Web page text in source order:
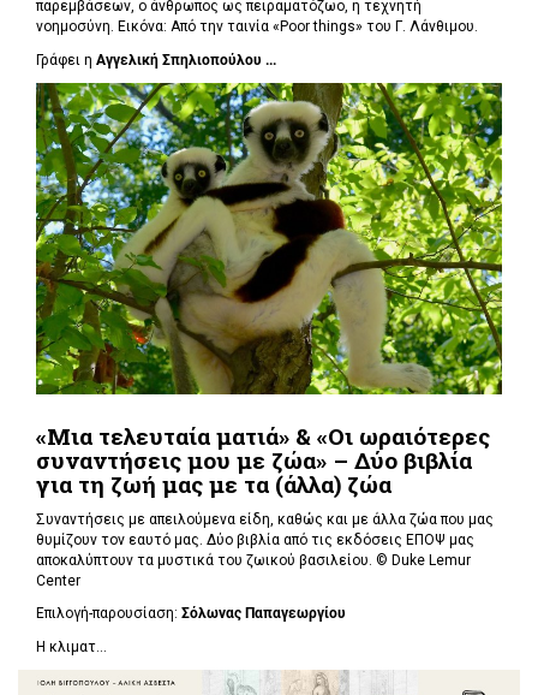
παρεμβάσεων, ο άνθρωπος ως πειραματόζωο, η τεχνητή
νοημοσύνη. Εικόνα: Από την ταινία «Poor things» του Γ. Λάνθιμου.
Γράφει η Αγγελική Σπηλιοπούλου ...
«Μια τελευταία ματιά» & «Οι ωραιότερες
συναντήσεις μου με ζώα» – Δύο βιβλία
για τη ζωή μας με τα (άλλα) ζώα
Συναντήσεις με απειλούμενα είδη, καθώς και με άλλα ζώα που μας
θυμίζουν τον εαυτό μας. Δύο βιβλία από τις εκδόσεις ΕΠΟΨ μας
αποκαλύπτουν τα μυστικά του ζωικού βασιλείου. © Duke Lemur
Center
Επιλογή-παρουσίαση: Σόλωνας Παπαγεωργίου
Η κλιματ...